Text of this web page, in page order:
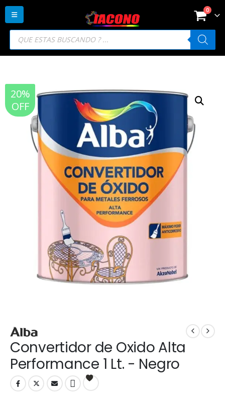
Búsqueda
productos
0
20%
OFF
Convertidor de Oxido Alta
Performance 1 Lt. - Negro